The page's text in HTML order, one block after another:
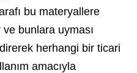
bu materyallere
bunlara uyması
herhangi bir ticari
amacıyla